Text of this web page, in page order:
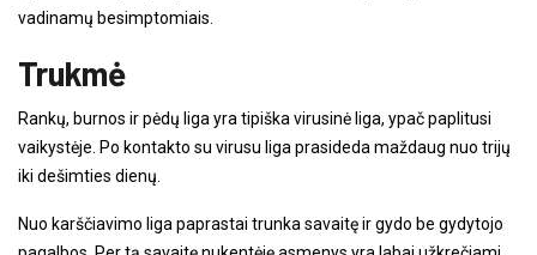
vadinamų besimptomiais.
Trukmė
Rankų, burnos ir pėdų liga yra tipiška virusinė liga, ypač paplitusi
vaikystėje. Po kontakto su virusu liga prasideda maždaug nuo trijų
iki dešimties dienų.
Nuo karščiavimo liga paprastai trunka savaitę ir gydo be gydytojo